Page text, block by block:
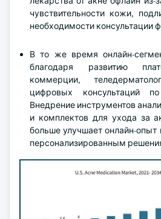
чувствительности кожи,
необходимости консультации
В то же время онлайн-
благодаря развитию
коммерции,
цифровых консультаций
Внедрение инструментов
и комплектов для ухода за
больше улучшает онлайн-опыт
персонализированным